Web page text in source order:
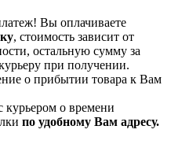
Вы оплачиваете
, стоимость зависит от
остальную сумму за
при получении.
о прибытии товара к Вам
курьером о времени
по удобному Вам адресу.